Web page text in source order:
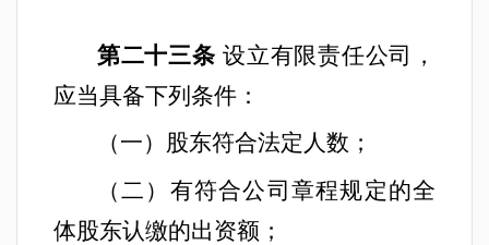
第二十三条 设立有限责任公司，
应当具备下列条件：
（一）股东符合法定人数；
（二）有符合公司章程规定的全
体股东认缴的出资额；